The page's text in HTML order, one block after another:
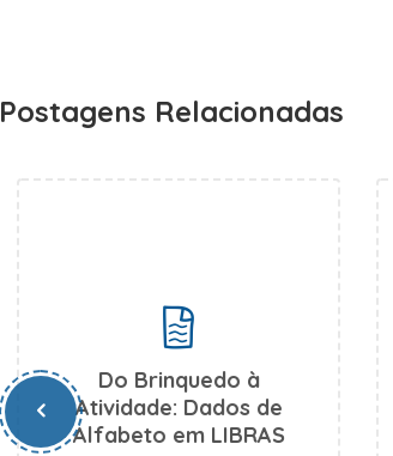
Postagens Relacionadas
Do Brinquedo à
Atividade: Dados de
Alfabeto em LIBRAS